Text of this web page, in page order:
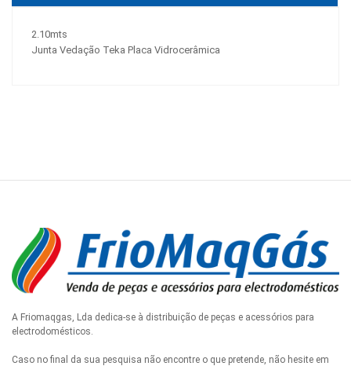
2.10mts
Junta Vedação Teka Placa Vidrocerâmica
A Friomaqgas, Lda dedica-se à distribuição de peças e acessórios para
electrodomésticos.
Caso no final da sua pesquisa não encontre o que pretende, não hesite em